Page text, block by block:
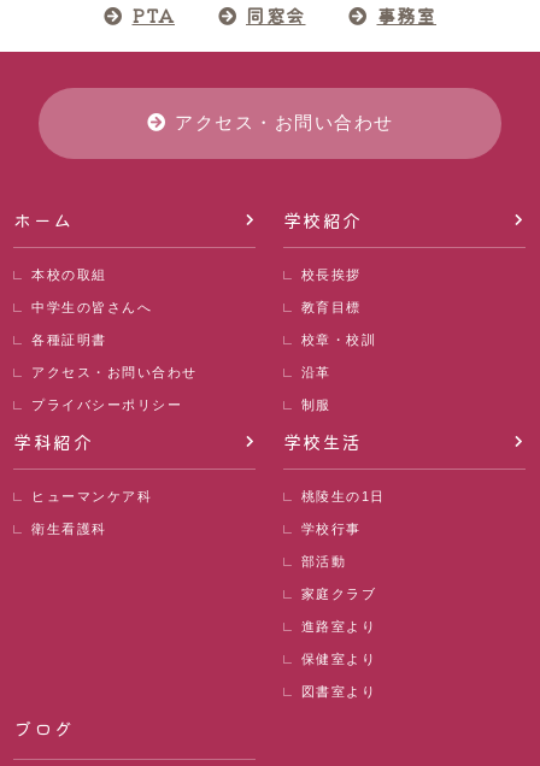
PTA 同窓会 事務室
アクセス・お問い合わせ
ホーム
本校の取組
中学生の皆さんへ
各種証明書
アクセス・お問い合わせ
プライバシーポリシー
学校紹介
校長挨拶
教育目標
校章・校訓
沿革
制服
学科紹介
ヒューマンケア科
衛生看護科
学校生活
桃陵生の1日
学校行事
部活動
家庭クラブ
進路室より
保健室より
図書室より
ブログ